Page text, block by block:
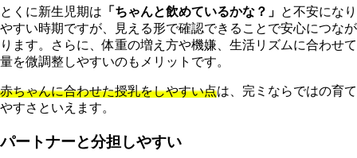
とくに新生児期は 「ちゃんと飲めているかな？」 と不安になり
やすい時期ですが、見える形で確認できることで安心につなが
ります。さらに、体重の増え方や機嫌、生活リズムに合わせて
量を微調整しやすいのもメリットです。
赤ちゃんに合わせた授乳をしやすい点は、完ミならではの育て
やすさといえます。
パートナーと分担しやすい